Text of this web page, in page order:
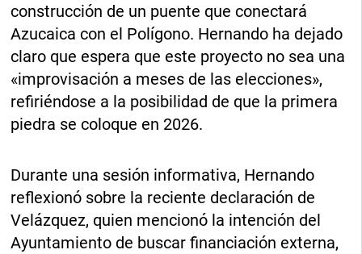
construcción de un puente que conectará
Azucaica con el Polígono. Hernando ha dejado
claro que espera que este proyecto no sea una
«improvisación a meses de las elecciones»,
refiriéndose a la posibilidad de que la primera
piedra se coloque en 2026.
Durante una sesión informativa, Hernando
reflexionó sobre la reciente declaración de
Velázquez, quien mencionó la intención del
Ayuntamiento de buscar financiación externa,